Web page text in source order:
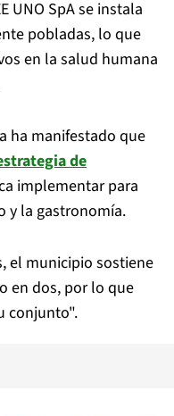
UNO SpA se instala
pobladas, lo que
en la salud humana
ha manifestado que
de
implementar para
y la gastronomía.
el municipio sostiene
en dos, por lo que
conjunto".